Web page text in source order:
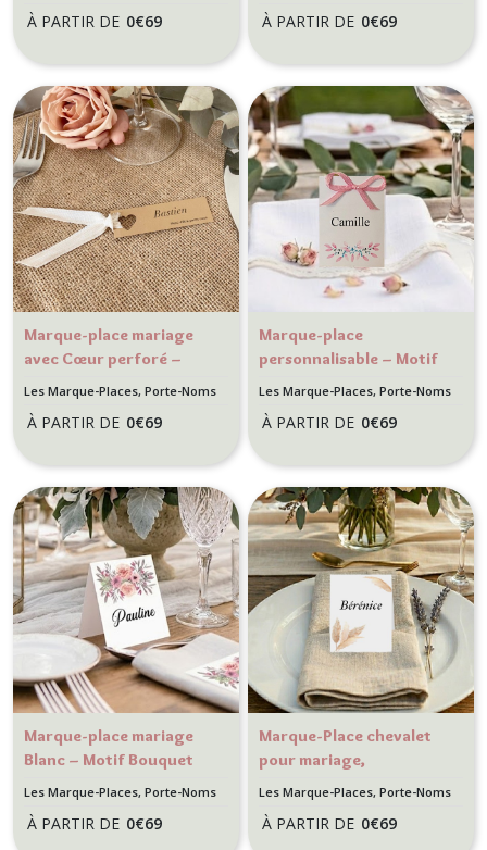
À PARTIR DE 0€69 À PARTIR DE 0€69
Marque-place mariage
avec Cœur perforé –
Kraft ou Blanc –
ajourée
Les Marque-Places, Porte-Noms
À PARTIR DE 0€69
Marque-place
personnalisable – Motif
floral – Décoration
Les Marque-Places, Porte-Noms
À PARTIR DE 0€69
Marque-place mariage
Blanc – Motif Bouquet
Aquarelle – Décoration
Les Marque-Places, Porte-Noms
À PARTIR DE 0€69
Marque-Place chevalet
pour mariage,
anniversaire, thème
Motif Pampa
Les Marque-Places, Porte-Noms
À PARTIR DE 0€69